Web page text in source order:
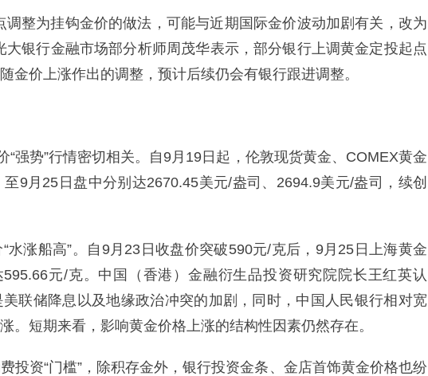
调整为挂钩金价的做法，可能与近期国际金价波动加剧有关，改为
大银行金融市场部分析师周茂华表示，部分银行上调黄金定投起点
金价上涨作出的调整，预计后续仍会有银行跟进调整。
“强势”行情密切相关。自9月19日起，伦敦现货黄金、COMEX黄金
9月25日盘中分别达2670.45美元/盎司、2694.9美元/盎司，续创
水涨船高”。自9月23日收盘价突破590元/克后，9月25日上海黄金
元/克。中国（香港）金融衍生品投资研究院院长王红英认
联储降息以及地缘政治冲突的加剧，同时，中国人民银行相对宽
。短期来看，影响黄金价格上涨的结构性因素仍然存在。
投资“门槛”，除积存金外，银行投资金条、金店首饰黄金价格也纷